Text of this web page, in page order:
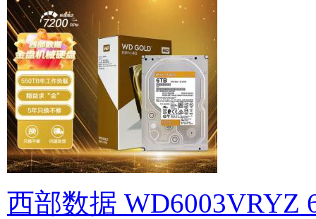
西部数据 WD6003VRYZ